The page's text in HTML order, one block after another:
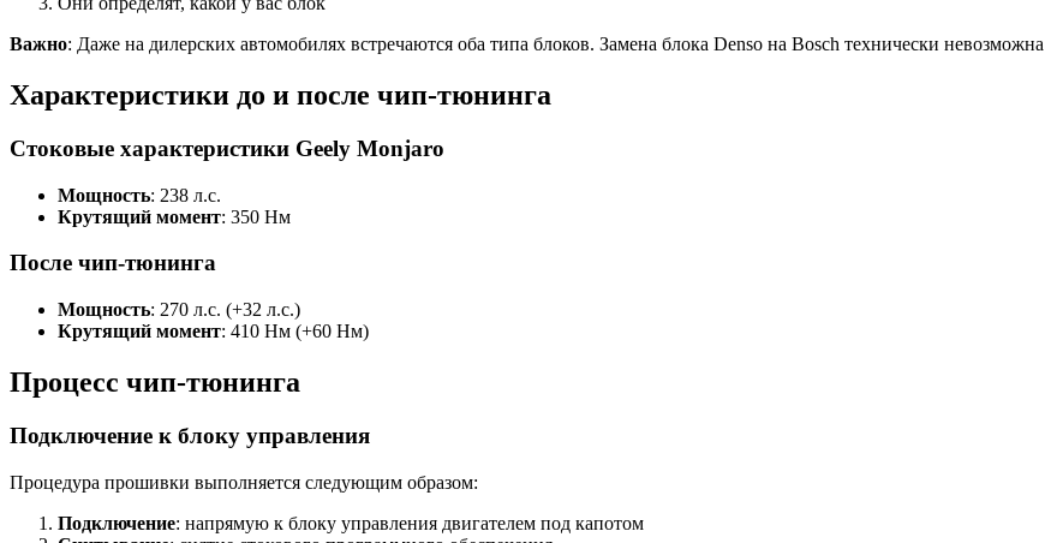
Важно: Даже на дилерских автомобилях встречаются оба типа блоков. Замена блока Denso на Bosch технически
Характеристики до и после чип-тюнинга
Стоковые характеристики Geely Monjaro
Мощность: 238 л.с.
Крутящий момент: 350 Нм
После чип-тюнинга
Мощность: 270 л.с. (+32 л.с.)
Крутящий момент: 410 Нм (+60 Нм)
Процесс чип-тюнинга
Подключение к блоку управления
Процедура прошивки выполняется следующим образом:
Подключение: напрямую к блоку управления двигателем под капотом